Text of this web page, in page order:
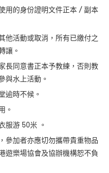
用的身份證明文件正本 / 副本
他活動或取消，所有已繳付之
讓。
長同意書正本予教練，否則教
與水上活動。
逾時不候。
。
服游 50米 。
參加者亦應切勿攜帶貴重物品
遊樂場協會及協辦機構恕不負